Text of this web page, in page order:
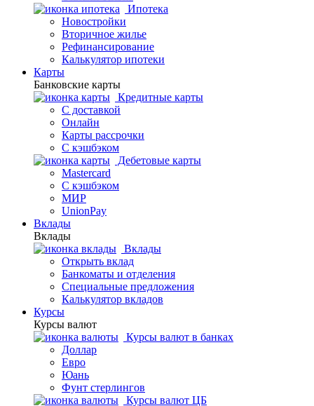
Ипотека
Новостройки
Вторичное жилье
Рефинансирование
Калькулятор ипотеки
Карты
Банковские карты
Кредитные карты
С доставкой
Онлайн
Карты рассрочки
С кэшбэком
Дебетовые карты
Mastercard
С кэшбэком
МИР
UnionPay
Вклады
Вклады
Вклады
Открыть вклад
Банкоматы и отделения
Специальные предложения
Калькулятор вкладов
Курсы
Курсы валют
Курсы валют в банках
Доллар
Евро
Юань
Фунт стерлингов
Курсы валют ЦБ